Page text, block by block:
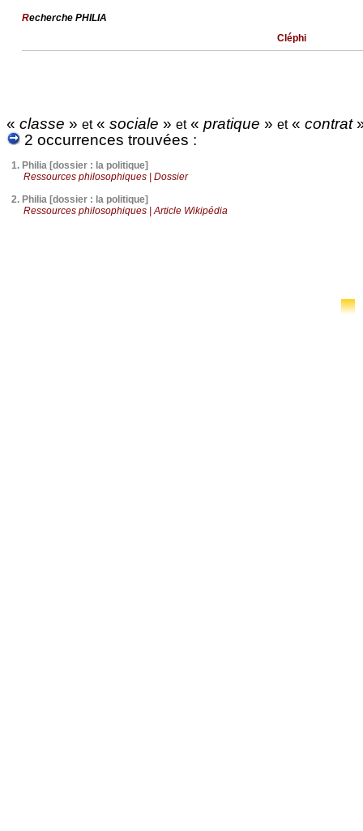
Recherche PHILIA
Cléphi
« classe » et« sociale » et« pratique » et« contrat
2 occurrences trouvées :
1. Philia [dossier : la politique]
Ressources philosophiques | Dossier
2. Philia [dossier : la politique]
Ressources philosophiques | Article Wikipédia